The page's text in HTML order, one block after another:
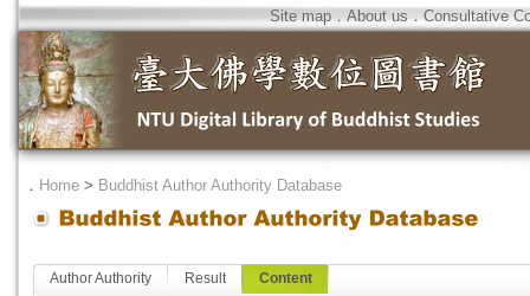
Site map．About us．Consultative
． Home > Buddhist Author Authority Database
Author Authority Result Content